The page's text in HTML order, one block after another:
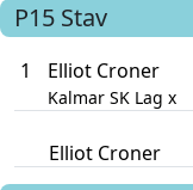
P15 Stav
1 Elliot Croner
Kalmar SK Lag x
Elliot Croner